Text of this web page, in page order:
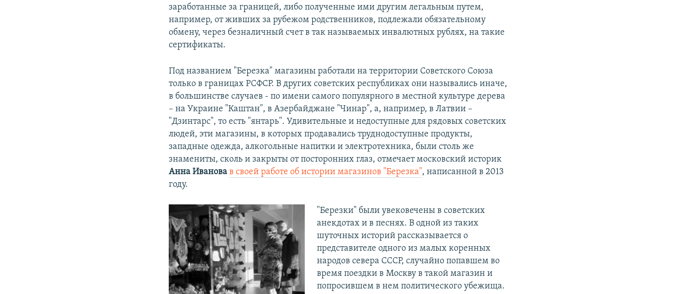
заработанные за границей, либо полученные ими другим легальным путем,
например, от живших за рубежом родственников, подлежали обязательному
обмену, через безналичный счет в так называемых инвалютных рублях, на такие
сертификаты.
Под названием "Березка" магазины работали на территории Советского Союза
только в границах РСФСР. В других советских республиках они назывались иначе,
в большинстве случаев - по имени самого популярного в местной культуре дерева
– на Украине "Каштан", в Азербайджане "Чинар", а, например, в Латвии –
"Дзинтарс", то есть "янтарь". Удивительные и недоступные для рядовых советских
людей, эти магазины, в которых продавались труднодоступные продукты,
западные одежда, алкогольные напитки и электротехника, были столь же
знамениты, сколь и закрыты от посторонних глаз, отмечает московский историк
Анна Иванова в своей работе об истории магазинов "Березка", написанной в 2013
году.
"Березки" были увековечены в советских
анекдотах и в песнях. В одной из таких
шуточных историй рассказывается о
представителе одного из малых коренных
народов севера СССР, случайно попавшем во
время поездки в Москву в такой магазин и
попросившем в нем политического убежища.